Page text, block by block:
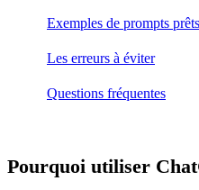
Exemples de prompts
Les erreurs à éviter
Questions fréquentes
Pourquoi utiliser